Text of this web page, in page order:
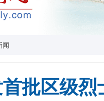
闻
批区级